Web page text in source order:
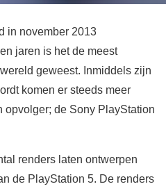
in november 2013
jaren is het de meest
geweest. Inmiddels zijn
komen er steeds meer
opvolger; de Sony PlayStation
renders laten ontwerpen
de PlayStation 5. De renders